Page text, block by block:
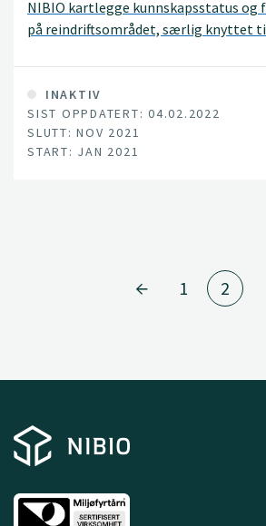
NIBIO kartlegge kunnskapsstatus og
på reindriftsområdet, særlig knyttet
INAKTIV
SIST OPPDATERT: 04.02.2022
SLUTT: NOV 2021
START: JAN 2021
1 2